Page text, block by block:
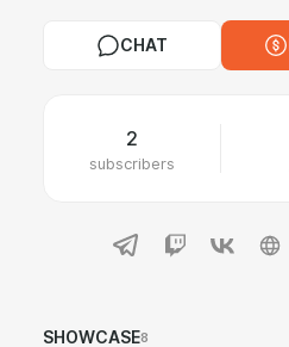
CHAT
2
subscribers
SHOWCASE8